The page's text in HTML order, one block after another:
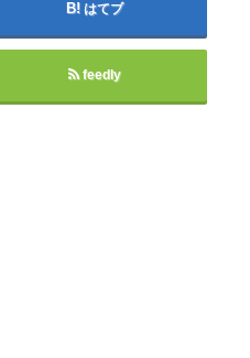
はてブ
feedly